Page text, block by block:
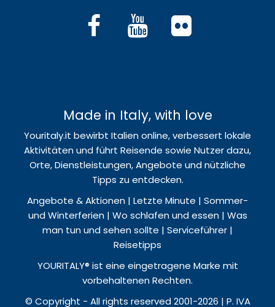
Made in Italy, with love
Youritaly.it bewirbt Italien online, verbessert lokale
Aktivitäten und führt Reisende sowie Nutzer dazu,
Orte, Dienstleistungen, Angebote und nützliche
Tipps zu entdecken.
Angebote & Aktionen | Letzte Minute | Sommer-
und Winterferien | Wo schlafen und essen | Was
man tun und sehen sollte | Serviceführer |
Reisetipps
YOURITALY® ist eine eingetragene Marke mit
vorbehaltenen Rechten.
© Copyright - All rights reserved 2001-2026 | P. IVA